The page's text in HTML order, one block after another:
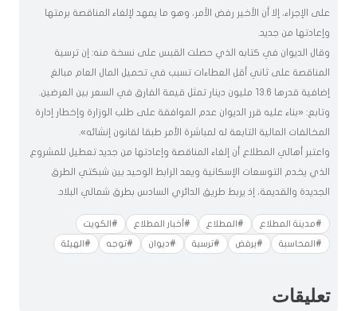
على الإجراء، إلا أن الأخير رفض الأمر، وهو ما يمهد لإلغاء المناقصة برمتها
وإعادتها من جديد.
وقال الديوان في كتابه الذي حصلت القبس على نسخة منه: إن ترسية
المناقصة على ثاني أقل العطاءات تسبب في تحميل المال العام مبالغ
إضافية قدرها 13.6 مليون دينار تمثل قيمة الفارق في السعر بين العرضين.
وتابع: «بناء عليه قرر الديوان عدم الموافقة على طلب الوزارة وإخطار إدارة
المخالفات المالية التابعة له لمباشرة الأمر طبقا لقانون إنشائه».
واعتبر أهالي المطلاع أن إلغاء المناقصة وإعادتها من جديد تعطيل للمشروع
الذي يخدم التوسعات الإسكانية ويعد الرابط الوحيد بين شبكتي الطرق
الجديدة والقديمة، إذ يربط طريق الدائري السادس بطرق شمالي البلاد.
#مدينة المطلاع #المطلاع #أخبار المطلاع #الكويت
#المحاسبة #يرفض #ترسية #ديوان #توجه #الهيئة
تعليقات